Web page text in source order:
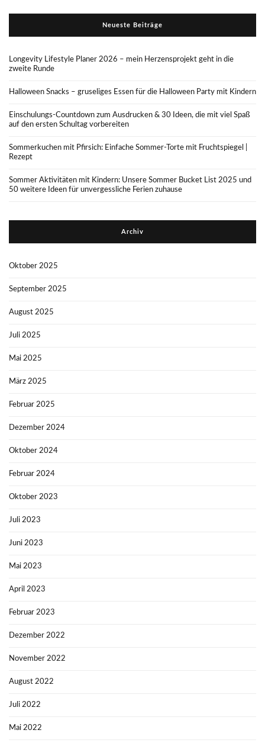
Neueste Beiträge
Longevity Lifestyle Planer 2026 – mein Herzensprojekt geht in die
zweite Runde
Halloween Snacks – gruseliges Essen für die Halloween Party mit Kindern
Einschulungs-Countdown zum Ausdrucken & 30 Ideen, die mit viel Spaß
auf den ersten Schultag vorbereiten
Sommerkuchen mit Pfirsich: Einfache Sommer-Torte mit Fruchtspiegel |
Rezept
Sommer Aktivitäten mit Kindern: Unsere Sommer Bucket List 2025 und
50 weitere Ideen für unvergessliche Ferien zuhause
Archiv
Oktober 2025
September 2025
August 2025
Juli 2025
Mai 2025
März 2025
Februar 2025
Dezember 2024
Oktober 2024
Februar 2024
Oktober 2023
Juli 2023
Juni 2023
Mai 2023
April 2023
Februar 2023
Dezember 2022
November 2022
August 2022
Juli 2022
Mai 2022